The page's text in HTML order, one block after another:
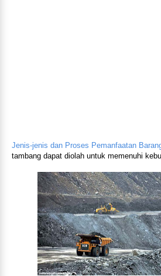
Jenis-jenis dan Proses Pemanfaatan
tambang dapat diolah untuk memenuhi